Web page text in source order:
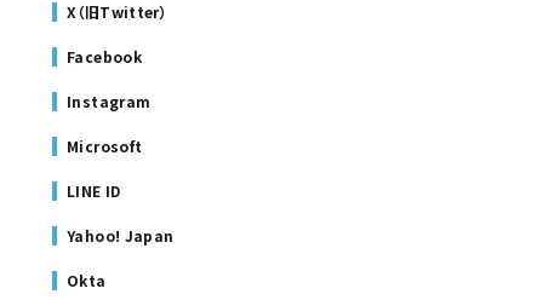
X（旧Twitter）
Facebook
Instagram
Microsoft
LINE ID
Yahoo! Japan
Okta